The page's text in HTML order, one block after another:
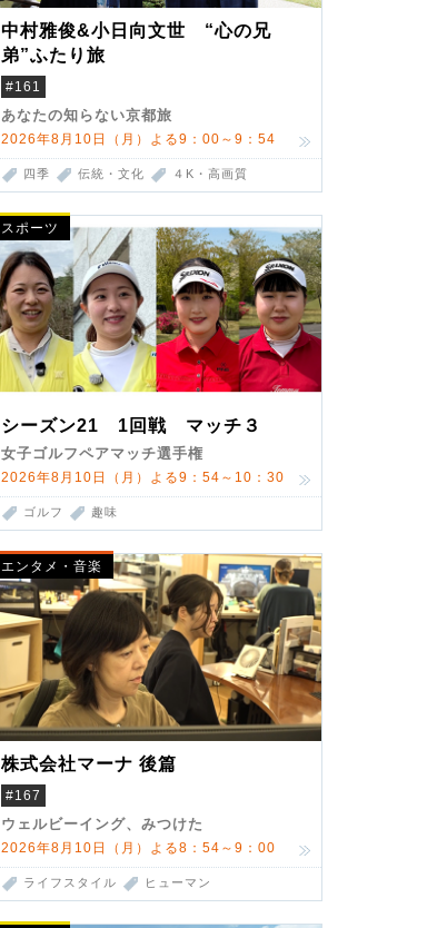
中村雅俊&小日向文世 “心の兄
弟”ふたり旅
#161
あなたの知らない京都旅
2026年8月10日（月）よる9：00～9：54
四季 伝統・文化 ４K・高画質
スポーツ
シーズン21 1回戦 マッチ３
女子ゴルフペアマッチ選手権
2026年8月10日（月）よる9：54～10：30
ゴルフ 趣味
エンタメ・音楽
株式会社マーナ 後篇
#167
ウェルビーイング、みつけた
2026年8月10日（月）よる8：54～9：00
ライフスタイル ヒューマン